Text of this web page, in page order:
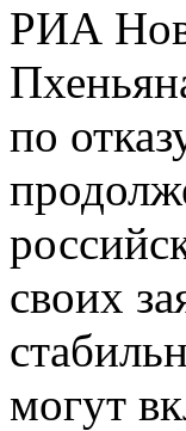
РИА
по
своих
могут